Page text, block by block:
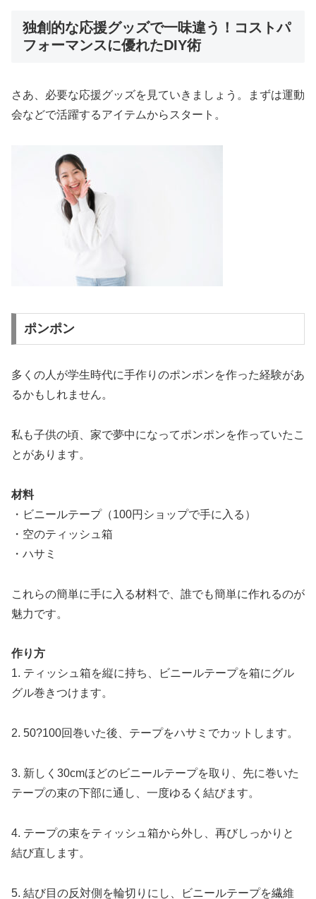
独創的な応援グッズで一味違う！コストパ
フォーマンスに優れたDIY術
さあ、必要な応援グッズを見ていきましょう。まずは運動
会などで活躍するアイテムからスタート。
ポンポン
多くの人が学生時代に手作りのポンポンを作った経験があ
るかもしれません。
私も子供の頃、家で夢中になってポンポンを作っていたこ
とがあります。
材料
・ビニールテープ（100円ショップで手に入る）
・空のティッシュ箱
・ハサミ
これらの簡単に手に入る材料で、誰でも簡単に作れるのが
魅力です。
作り方
1. ティッシュ箱を縦に持ち、ビニールテープを箱にグル
グル巻きつけます。
2. 50?100回巻いた後、テープをハサミでカットします。
3. 新しく30cmほどのビニールテープを取り、先に巻いた
テープの束の下部に通し、一度ゆるく結びます。
4. テープの束をティッシュ箱から外し、再びしっかりと
結び直します。
5. 結び目の反対側を輪切りにし、ビニールテープを繊維